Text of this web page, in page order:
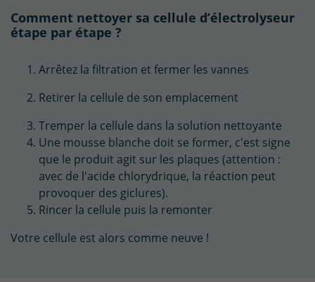
Comment nettoyer sa cellule d’électrolyseur
étape par étape ?
Arrêtez la filtration et fermer les vannes
Retirer la cellule de son emplacement
Tremper la cellule dans la solution nettoyante
Une mousse blanche doit se former, c'est signe
que le produit agit sur les plaques (attention :
avec de l'acide chlorydrique, la réaction peut
provoquer des giclures).
Rincer la cellule puis la remonter
Votre cellule est alors comme neuve !